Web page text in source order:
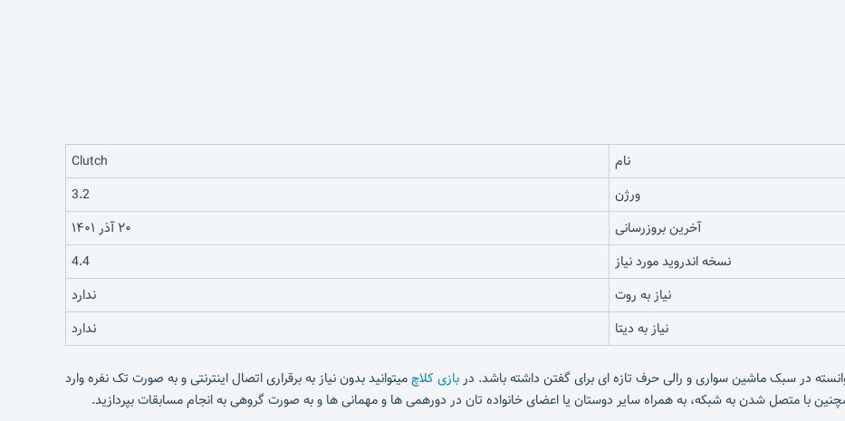
نام
Clutch
ورژن
3.2
آخرین بروزرسانی
۲۰ آذر ۱۴۰۱
نسخه اندروید مورد نیاز
4.4
نیاز به روت
ندارد
نیاز به دیتا
ندارد
بازی کلاچمیتوانید بدون نیاز به برقراری اتصال اینترنتی و به صورت تک نفره وارد
با متصل شدن به شبکه، به همراه سایر دوستان یا اعضای خانواده تان در دورهمی ها و مهمانی ها و به صورت گروهی به انجام مسابقات بپردازید.